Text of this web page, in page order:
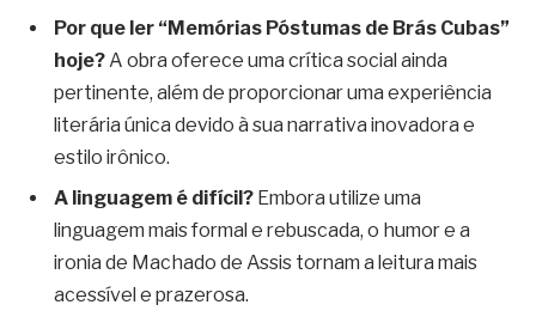
Por que ler “Memórias Póstumas de Brás Cubas”
hoje?A obra oferece uma crítica social ainda
pertinente, além de proporcionar uma experiência
literária única devido à sua narrativa inovadora e
estilo irônico.
A linguagem é difícil? Embora utilize uma
linguagem mais formal e rebuscada, o humor e a
ironia de Machado de Assis tornam a leitura mais
acessível e prazerosa.